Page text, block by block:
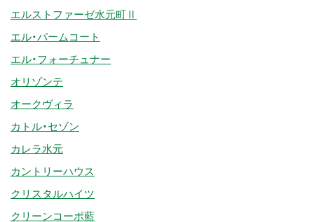
エルストファーゼ水元町Ⅱ
エル・パームコート
エル・フォーチュナー
オリゾンテ
オークヴィラ
カトル・セゾン
カレラ水元
カントリーハウス
クリスタルハイツ
クリーンコーポ藍